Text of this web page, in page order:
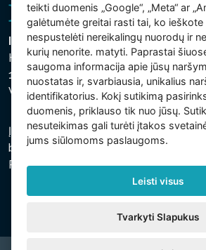
Intex Trading, s.r.o.
Hradecká 2526/3
130 00 Praha 3
Vinohrady - Česká republika
Įmonė įregistruota Prahos miesto
bylos numeris 74759. regsitracijos
PVM kodas: CZ26150808.
teikti duomenis „Google“, „Meta“ ar
galėtumėte greitai rasti tai, ko ieškote
nespustelėti nereikalingų nuorodų ir
kurių nenorite. matyti. Paprastai
saugoma informacija apie jūsų
nuostatas ir, svarbiausia, unikalius
identifikatorius. Kokį sutikimą
duomenis, priklauso tik nuo jūsų.
nesuteikimas gali turėti įtakos
jums siūlomoms paslaugoms.
Leisti visus
Tvarkyti Slapukus